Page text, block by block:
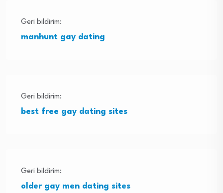
Geri bildirim:
manhunt gay dating
Geri bildirim:
best free gay dating sites
Geri bildirim:
older gay men dating sites